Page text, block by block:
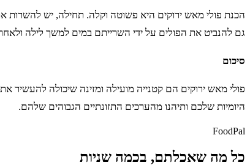
גם להנביט את הפולים על ידי השרייתם במים למשך לילה
סיכום
פולי מאש ירוקים הם קטנייה מועילה ומזינה שיכולה להעשיר
היומיות שלכם ותיהנו מהערכים התזונתיים הגבוהים שלהם.
FoodPal
כל מה שאכלתם, בכמה שניות